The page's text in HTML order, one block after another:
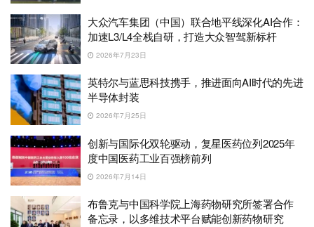
大众汽车集团（中国）联合地平线深化AI合作：
加速L3/L4全栈自研，打造大众智驾新标杆
2026年7月23日
英特尔与蓝思科技携手，推进面向AI时代的先进
半导体封装
2026年7月25日
创新与国际化双轮驱动，复星医药位列2025年
度中国医药工业百强榜前列
2026年7月14日
布鲁克与中国科学院上海药物研究所签署合作
备忘录，以多维技术平台赋能创新药物研究